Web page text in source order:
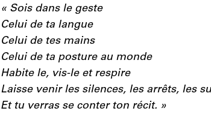
« Sois dans le geste
Celui de ta langue
Celui de tes mains
Celui de ta posture au monde
Habite le, vis-le et respire
Laisse venir les silences, les arrêts, les
Et tu verras se conter ton récit. »